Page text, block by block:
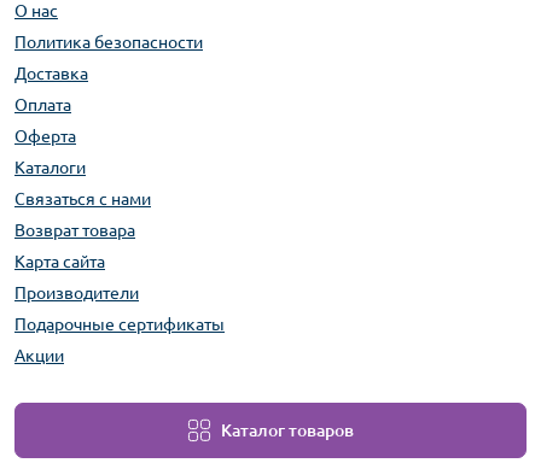
О нас
Политика безопасности
Доставка
Оплата
Оферта
Каталоги
Связаться с нами
Возврат товара
Карта сайта
Производители
Подарочные сертификаты
Акции
Каталог товаров